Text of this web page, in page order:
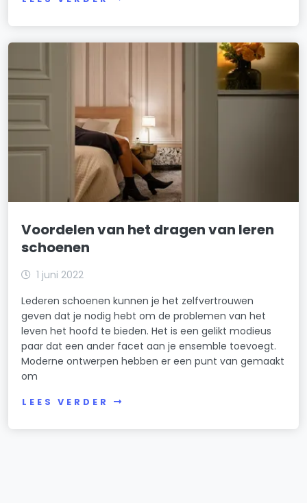
Voordelen van het dragen van leren
schoenen
1 juni 2022
Lederen schoenen kunnen je het zelfvertrouwen
geven dat je nodig hebt om de problemen van het
leven het hoofd te bieden. Het is een gelikt modieus
paar dat een ander facet aan je ensemble toevoegt.
Moderne ontwerpen hebben er een punt van gemaakt
om
LEES VERDER